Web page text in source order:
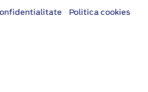
Politica cookies